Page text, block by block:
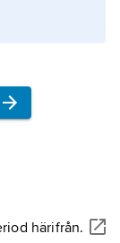
härifrån.